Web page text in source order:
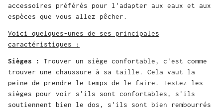
accessoires préférés pour l'adapter aux eaux et aux
espèces que vous allez pêcher.
Voici quelques-unes de ses principales
caractéristiques :
Sièges :
Trouver un siège confortable, c'est comme
trouver une chaussure à sa taille. Cela vaut la
peine de prendre le temps de le faire. Testez les
sièges pour voir s'ils sont confortables, s'ils
soutiennent bien le dos, s'ils sont bien rembourrés